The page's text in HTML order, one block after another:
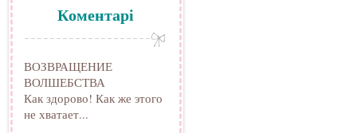
Коментарі
ВОЗВРАЩЕНИЕ
ВОЛШЕБСТВА
Как здорово! Как же этого
не хватает...